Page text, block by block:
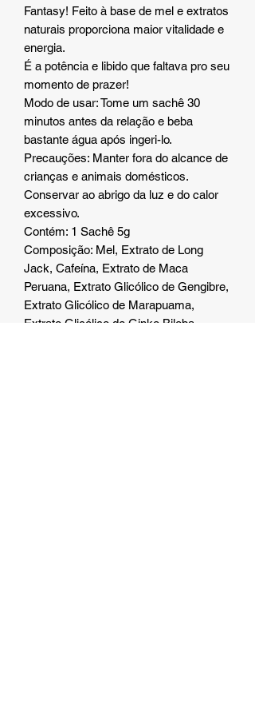
Fantasy! Feito à base de mel e extratos
naturais proporciona maior vitalidade e
energia.
É a potência e libido que faltava pro seu
momento de prazer!
Modo de usar: Tome um sachê 30
minutos antes da relação e beba
bastante água após ingeri-lo.
Precauções: Manter fora do alcance de
crianças e animais domésticos.
Conservar ao abrigo da luz e do calor
excessivo.
Contém: 1 Sachê 5g
Composição: Mel, Extrato de Long
Jack, Cafeína, Extrato de Maca
Peruana, Extrato Glicólico de Gengibre,
Extrato Glicólico de Marapuama,
Extrato Glicólico de Ginko Biloba,